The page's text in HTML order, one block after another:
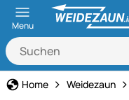
Menu
Home Weidezaun